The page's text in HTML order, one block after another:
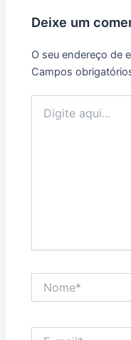
Deixe um
O seu endereço de
Campos
aqui...